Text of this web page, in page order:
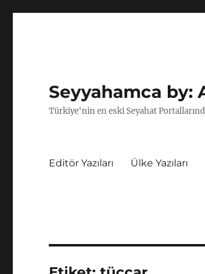
Seyyahamca by:
Türkiye'nin en eski Seyahat
Editör Yazıları Ülke Yazıları